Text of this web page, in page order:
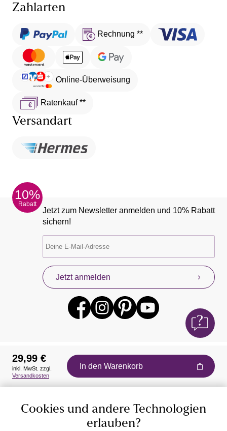
Zahlarten
Rechnung **
Online-Überweisung
Ratenkauf **
Versandart
10%
Rabatt
Jetzt zum Newsletter anmelden und 10% Rabatt
sichern!
Jetzt anmelden
Auszeichnungen
29,99 €
inkl. MwSt. zzgl.
Versandkosten
In den Warenkorb
Cookies und andere Technologien
erlauben?